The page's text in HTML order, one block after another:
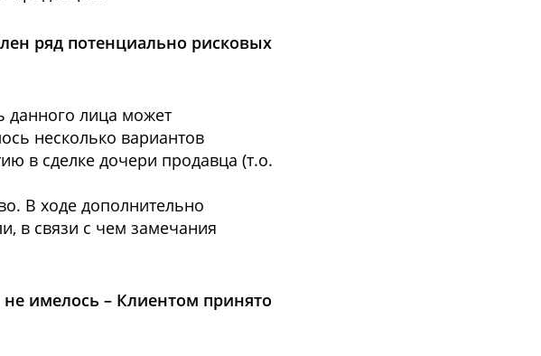
ряд потенциально рисковых
данного лица может
несколько вариантов
в сделке дочери продавца (т.о.
В ходе дополнительно
в связи с чем замечания
имелось – Клиентом принято